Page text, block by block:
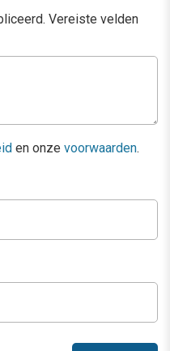
Vereiste velden
en onze voorwaarden.